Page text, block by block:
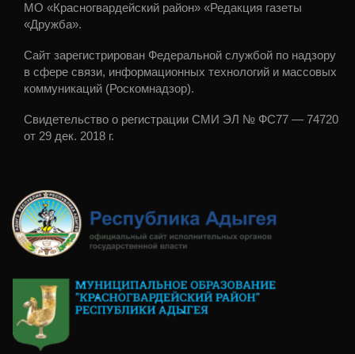
МО «Красногвардейский район» «Редакция газеты
«Дружба».
Сайт зарегистрирован Федеральной службой по надзору
в сфере связи, информационных технологий и массовых
коммуникаций (Роскомнадзор).
Свидетельство о регистрации СМИ ЭЛ № ФС77 — 74720
от 29 дек. 2018 г.